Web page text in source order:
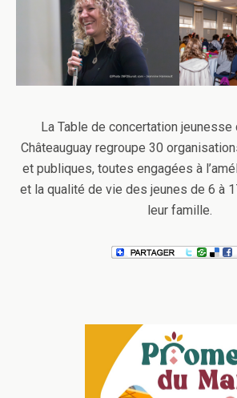
La Table de concertation jeunesse
Châteauguay regroupe 30
et publiques, toutes engagées à
et la qualité de vie des jeunes de 6 à
leur famille.